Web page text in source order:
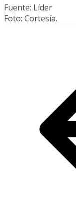
Fuente: Líder
Foto: Cortesía.